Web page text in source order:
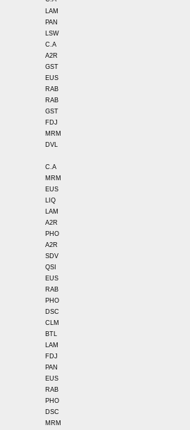
LAM
PAN
LSW
C.A
A2R
GST
EUS
RAB
RAB
GST
FDJ
MRM
DVL
C.A
MRM
EUS
LIQ
LAM
A2R
PHO
A2R
SDV
QSI
EUS
RAB
PHO
DSC
CLM
BTL
LAM
FDJ
PAN
EUS
RAB
PHO
DSC
MRM